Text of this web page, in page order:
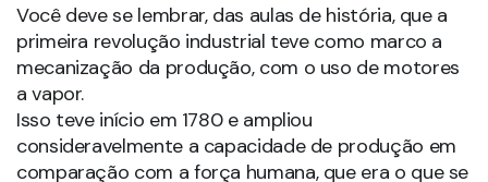
Você deve se lembrar, das aulas de história, que a
primeira revolução industrial teve como marco a
mecanização da produção, com o uso de motores
a vapor.
Isso teve início em 1780 e ampliou
consideravelmente a capacidade de produção em
comparação com a força humana, que era o que se